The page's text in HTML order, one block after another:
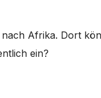
Afrika. Dort
ein?